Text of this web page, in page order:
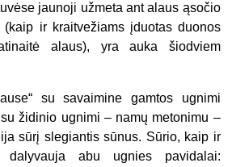
jaunoji užmeta ant alaus ąsočio
ir kraitvežiams įduotas duonos
alaus), yra auka šiodviem
su savaimine gamtos ugnimi
židi­nio ugnimi – namų metonimu –
sūrį slegiantis sūnus. Sūrio, kaip ir
dalyvauja abu ugnies pavidalai: